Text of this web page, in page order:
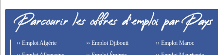
›› Emploi Algérie
›› Emploi Djibouti
›› Emploi Maroc